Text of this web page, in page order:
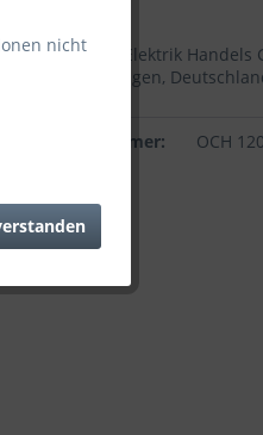
Hersteller:e+p Elektrik Handels
59469 Ense-Höingen,
e+p Artikelnummer: OCH 120
nicht